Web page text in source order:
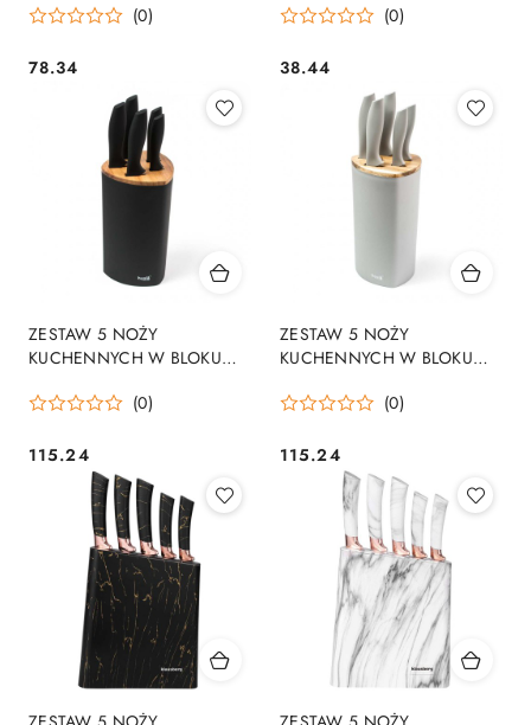
(0)
Cena:
78.34
(0)
Cena:
38.44
ZESTAW 5 NOŻY
KUCHENNYCH W BLOKU
(0)
Cena:
115.24
ZESTAW 5 NOŻY
KUCHENNYCH W BLOKU
(0)
Cena:
115.24